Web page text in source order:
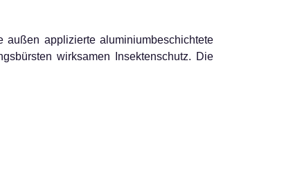
außen applizierte aluminiumbeschichtete
wirksamen Insektenschutz. Die